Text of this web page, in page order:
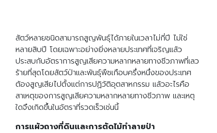
สัตว์หลายชนิดสามารถสูญพันธุ์ได้ภายในเวลาไม่กี่ปี ไม่ใช่
หลายสิบปี โดยเฉพาะอย่างยิ่งหลายประเทศที่เจริญแล้ว
ประสบกับอัตราการสูญเสียความหลากหลายทางชีวภาพที่เลว
ร้ายที่สุดโดยสัตว์ป่าและพันธุ์พืชเกือบครึ่งหนึ่งของประเทศ
ต้องสูญเสียไปตั้งแต่การปฏิวัติอุตสาหกรรม แล้วอะไรคือ
สาเหตุของการสูญเสียความหลากหลายทางชีวภาพ และเหตุ
ใดจึงเกิดขึ้นในอัตราที่รวดเร็วเช่นนี้
การแผ้วถางที่ดินและการตัดไม้ทำลายป่า